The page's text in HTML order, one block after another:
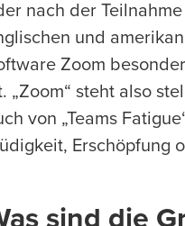
nach der
und
Zoom
„Zoom“ steht also
von „Teams
Erschöpfung
sind die